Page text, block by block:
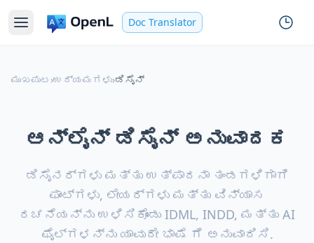
Doc Translator
ಮುಖಪುಟ ›ಉದ್ಯಮಗಳು›ಡಿಸೈನ್
ಆನ್‌ಲೈನ್ ಡಿಸೈನ್ ಅನುವಾದಕ
ಡಿಸೈನರ್‌ಗಳು ಮತ್ತು ಉತ್ಪಾದನಾ ತಂಡಗಳಿಗಾಗಿ
ಫಾಂಟ್‌ಗಳು, ಲೇಯರ್‌ಗಳು ಮತ್ತು ವಿನ್ಯಾಸ
ರಚನೆಯನ್ನು ಉಳಿಸಿಕೊಂಡು IDML, INDD, ಮತ್ತು AI
ಫೈಲ್‌ಗಳನ್ನು ಯಾವುದೇ ಭಾಷೆ ಗೆ ಅನುವಾದಿಸಿ.